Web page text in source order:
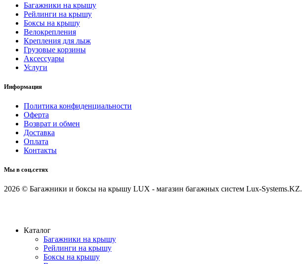
Багажники на крышу
Рейлинги на крышу
Боксы на крышу
Велокрепления
Крепления для лыж
Грузовые корзины
Аксессуары
Услуги
Информация
Политика конфиденциальности
Оферта
Возврат и обмен
Доставка
Оплата
Контакты
Мы в соц.сетях
2026 © Багажники и боксы на крышу LUX - магазин багажных систем Lux-Systems.KZ.
Каталог
Багажники на крышу
Рейлинги на крышу
Боксы на крышу